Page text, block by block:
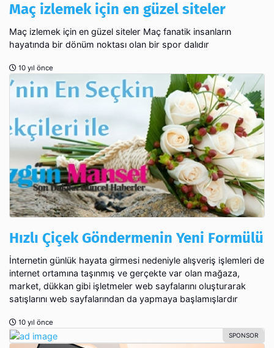
Maç izlemek için en güzel siteler
Maç izlemek için en güzel siteler Maç fanatik insanların
hayatında bir dönüm noktası olan bir spor dalıdır
10 yıl önce
Hızlı Çiçek Göndermenin Yeni Formülü
İnternetin günlük hayata girmesi nedeniyle alışveriş işlemleri de
internet ortamına taşınmış ve gerçekte var olan mağaza,
market, dükkan gibi işletmeler web sayfalarını oluşturarak
satışlarını web sayfalarından da yapmaya başlamışlardır
10 yıl önce